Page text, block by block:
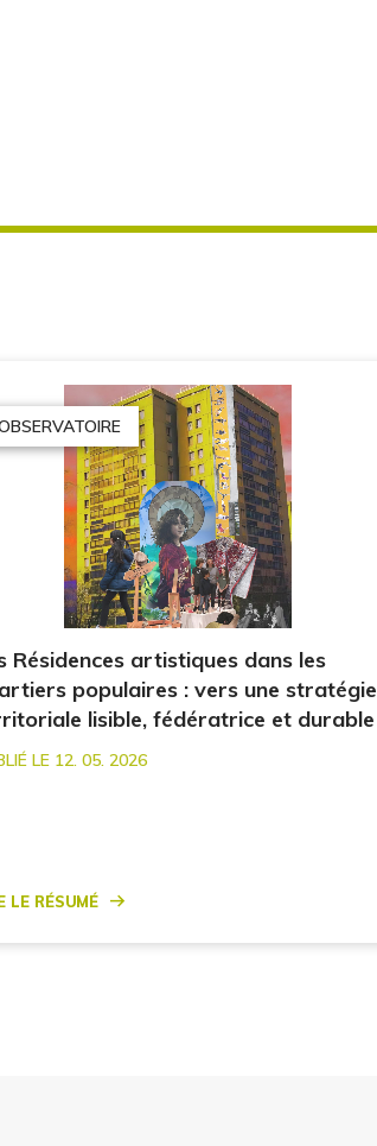
Résidences artistiques dans les
populaires : vers une stratégie
lisible, fédératrice et durable
LE 12. 05. 2026
le résumé